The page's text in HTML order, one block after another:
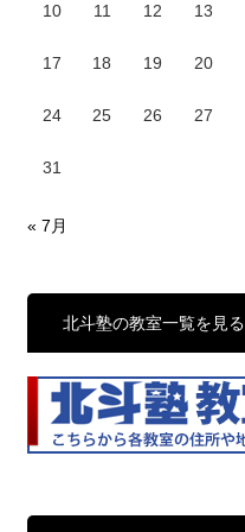
10 11 12 13
17 18 19 20
24 25 26 27
31
« 7月
北斗塾の教室一覧を見る